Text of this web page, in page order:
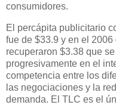
consumidores.
El percápita publicitario
fue de $33.9 y en el
recuperaron $3.38 que
progresivamente en el
competencia entre los
las negociaciones y la
demanda. El TLC es el